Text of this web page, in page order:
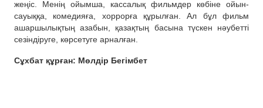
жеңіс. Менің ойымша, кассалық фильмдер көбіне ойын-
сауыққа, комедияға, хоррорға құрылған. Ал бұл фильм
ашаршылықтың азабын, қазақтың басына түскен нәубетті
сезіндіруге, көрсетуге арналған.
Сұхбат құрған: Мөлдір Бегімбет